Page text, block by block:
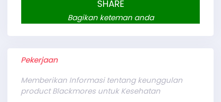
SHARE
Bagikan keteman anda
Pekerjaan
Memberikan Informasi tentang keunggulan
product Blackmores untuk Kesehatan